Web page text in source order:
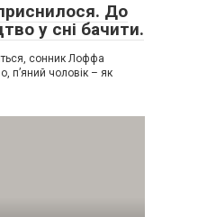
До
у сні бачити.
сонник Лоффа
п’яний чоловік – як